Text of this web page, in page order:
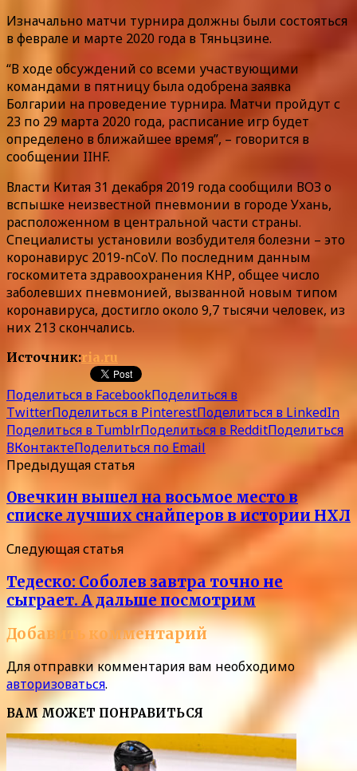
Изначально матчи турнира должны были состояться
в феврале и марте 2020 года в Тяньцзине.
“В ходе обсуждений со всеми участвующими
командами в пятницу была одобрена заявка
Болгарии на проведение турнира. Матчи пройдут с
23 по 29 марта 2020 года, расписание игр будет
определено в ближайшее время”, – говорится в
сообщении IIHF.
Власти Китая 31 декабря 2019 года сообщили ВОЗ о
вспышке неизвестной пневмонии в городе Ухань,
расположенном в центральной части страны.
Специалисты установили возбудителя болезни – это
коронавирус 2019-nCoV. По последним данным
госкомитета здравоохранения КНР, общее число
заболевших пневмонией, вызванной новым типом
коронавируса, достигло около 9,7 тысячи человек, из
них 213 скончались.
Источник:ria.ru
Поделиться в FacebookПоделиться в
TwitterПоделиться в PinterestПоделиться в LinkedIn
Поделиться в TumblrПоделиться в RedditПоделиться
ВКонтактеПоделиться по Email
Предыдущая статья
Овечкин вышел на восьмое место в
списке лучших снайперов в истории НХЛ
Следующая статья
Тедеско: Соболев завтра точно не
сыграет. А дальше посмотрим
Добавить комментарий
Для отправки комментария вам необходимо
авторизоваться.
ВАМ МОЖЕТ ПОНРАВИТЬСЯ